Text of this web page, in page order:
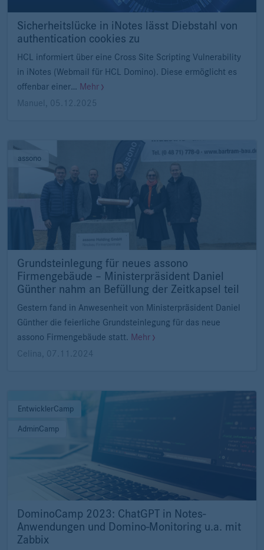
Sicherheitslücke in iNotes lässt Diebstahl von
authentication cookies zu
HCL informiert über eine Cross Site Scripting Vulnerability
in iNotes (Webmail für HCL Domino). Diese ermöglicht es
offenbar einer… Mehr
Manuel , 05.12.2025
assono
Grundsteinlegung für neues assono
Firmengebäude – Ministerpräsident Daniel
Günther nahm an Befüllung der Zeitkapsel teil
Gestern fand in Anwesenheit von Ministerpräsident Daniel
Günther die feierliche Grundsteinlegung für das neue
assono Firmengebäude statt. Mehr
Celina
07.11.2024
EntwicklerCamp
AdminCamp
DominoCamp 2023: ChatGPT in Notes-
Anwendungen und Domino-Monitoring u.a. mit
Zabbix